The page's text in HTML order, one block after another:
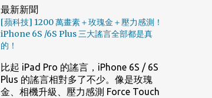
最新新聞
[蘋科技] 1200 萬畫素＋玫瑰金＋壓力感測！
iPhone 6S /6S Plus 三大謠言全部都是真
的！
比起 iPad Pro 的謠言，iPhone 6S / 6S
Plus 的謠言相對多了不少。像是玫瑰
金、相機升級、壓力感測 Force Touch